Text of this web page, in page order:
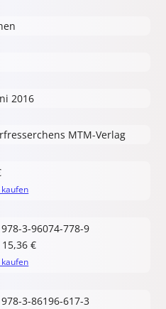
2016
MTM-Verlag
978-3-96074-778-9
€
978-3-86196-617-3